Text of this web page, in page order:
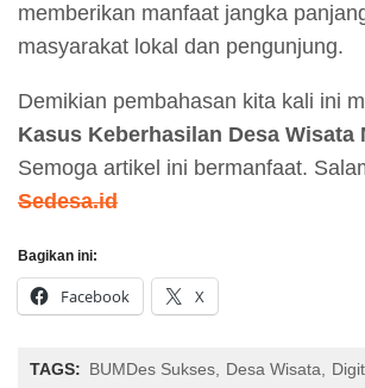
memberikan manfaat jangka
masyarakat lokal dan pengunjung.
Demikian pembahasan kita kali ini
Kasus Keberhasilan Desa Wisata
Semoga artikel ini bermanfaat.
Sedesa.id
Bagikan ini:
Facebook X
TAGS: BUMDes Sukses Desa Wisata